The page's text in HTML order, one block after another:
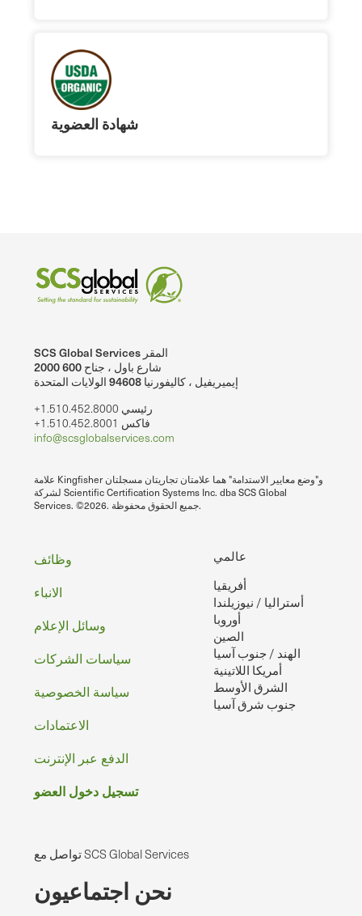
شهادة العضوية
SCS Global Services المقر
2000 شارع باول ، جناح 600
إيميريفيل ، كاليفورنيا 94608 الولايات المتحدة
+1.510.452.8000 رئيسي
+1.510.452.8001 فاكس
info@scsglobalservices.com
علامة Kingfisher و"وضع معايير الاستدامة" هما علامتان تجاريتان مسجلتان
لشركة Scientific Certification Systems Inc. dba SCS Global
Services. ©2026. جميع الحقوق محفوظة.
عالمي
أفريقيا
أستراليا / نيوزيلندا
أوروبا
الصين
الهند / جنوب آسيا
أمريكا اللاتينية
الشرق الأوسط
جنوب شرق آسيا
تذييل
الصفحه
وظائف
الانباء
وسائل الإعلام
سياسات الشركات
سياسة الخصوصية
الاعتمادات
الدفع عبر الإنترنت
تسجيل دخول العضو
تواصل مع SCS Global Services
نحن اجتماعيون